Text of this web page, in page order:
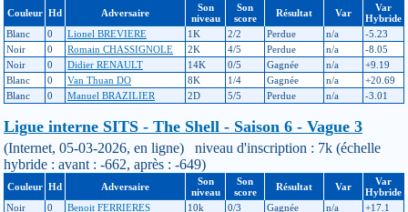
Couleur Hd Adversaire
Son
niveau
Son
score
Résultat Var
Var
Hybride
Blanc
0 Lionel BREVIERE 1K 2/2 Perdue n/a
-5.23
Noir
0 Romain CHASSIGNOLE 2K 4/5 Perdue n/a
-8.05
Noir
0 Didier RENAULT 14K 0/5 Gagnée n/a
+9.19
Blanc
0 Van Thuan DO 8K 1/4 Gagnée n/a
+20.69
Blanc
0 Manuel BRAZILIER 2D 5/5 Perdue n/a -3.01
Ligue interne SITS - The Shell - Saison 6 - Vague 3
(Internet, 05-03-2026, en ligne) niveau d'inscription : 7k (échelle
hybride : avant : -662, après : -649)
Couleur Hd Adversaire
Son
niveau
Son
score
Résultat Var
Var
Hybride
Noir
0 Benoit FERRIERES 10k 0/3 Gagnée n/a
+17.1